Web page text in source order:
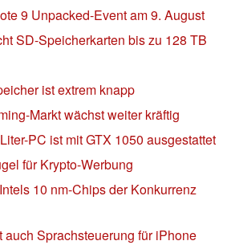
9 Unpacked-Event am 9. August
SD-Speicherkarten bis zu 128 TB
ist extrem knapp
Markt wächst weiter kräftig
PC ist mit GTX 1050 ausgestattet
für Krypto-Werbung
10 nm-Chips der Konkurrenz
auch Sprachsteuerung für iPhone